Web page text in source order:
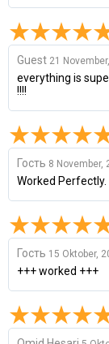
Guest 21
everything is
!!!!
Гость 8 November,
Worked Perfectly.
Гость 15 Oktober,
+++ worked +++